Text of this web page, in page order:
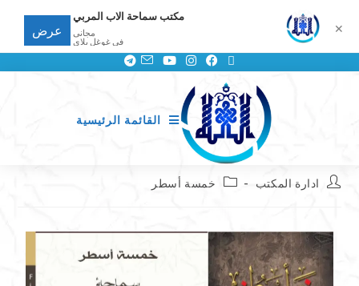
القائمة الرئيسية
ادارة المكتب خمسة أسطر
✕
مكتب سماحة الاب المربي
مجانى
في غوغل بلاي
عرض